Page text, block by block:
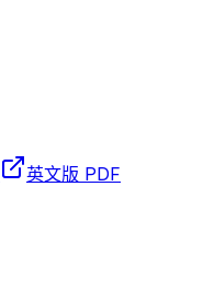
英文版 PDF